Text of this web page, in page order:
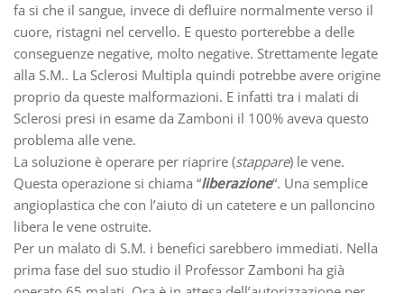
fa si che il sangue, invece di defluire normalmente verso il
cuore, ristagni nel cervello. E questo porterebbe a delle
conseguenze negative, molto negative. Strettamente legate
alla S.M.. La Sclerosi Multipla quindi potrebbe avere origine
proprio da queste malformazioni. E infatti tra i malati di
Sclerosi presi in esame da Zamboni il 100% aveva questo
problema alle vene.
La soluzione è operare per riaprire (stappare) le vene.
Questa operazione si chiama “liberazione“. Una semplice
angioplastica che con l’aiuto di un catetere e un palloncino
libera le vene ostruite.
Per un malato di S.M. i benefici sarebbero immediati. Nella
prima fase del suo studio il Professor Zamboni ha già